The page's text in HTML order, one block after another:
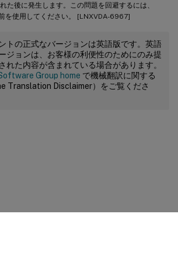
た後に発生します。この問題を回避するには、
使用してください。 [LNXVDA-6967]
トの正式なバージョンは英語版です。英語
ジョンは、お客様の利便性のためにのみ提
れた内容が含まれている場合があります。
Group home で機械翻訳に関する
Translation Disclaimer）をご覧くださ